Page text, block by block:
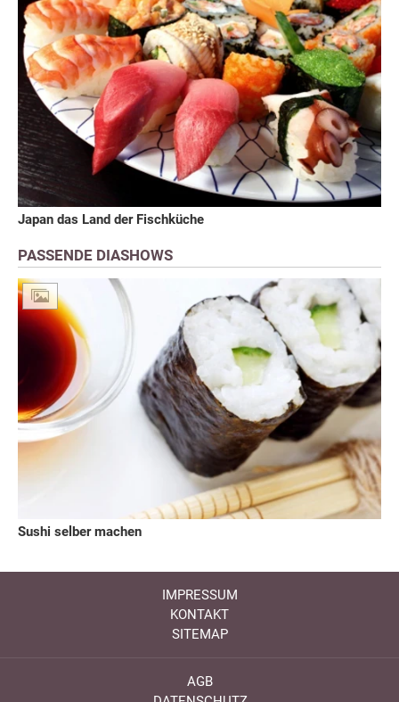
Japan das Land der Fischküche
PASSENDE DIASHOWS
Sushi selber machen
IMPRESSUM
KONTAKT
SITEMAP
AGB